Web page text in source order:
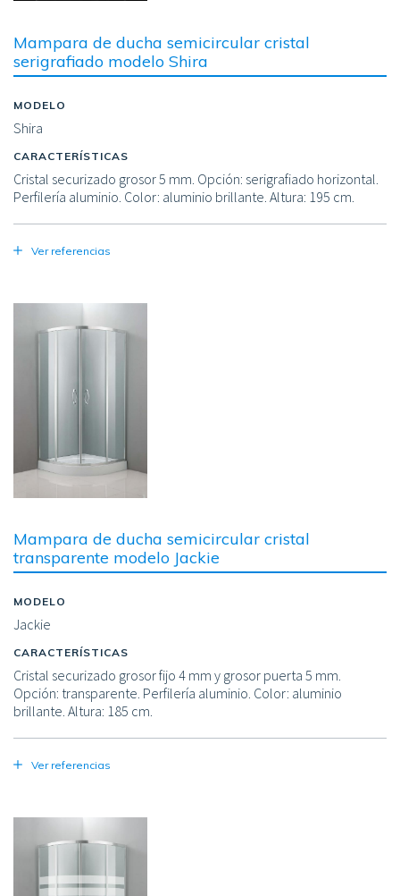
Mampara de ducha semicircular cristal
serigrafiado modelo Shira
MODELO
Shira
CARACTERÍSTICAS
Cristal securizado grosor 5 mm. Opción: serigrafiado horizontal.
Perfilería aluminio. Color: aluminio brillante. Altura: 195 cm.
Ver referencias
Mampara de ducha semicircular cristal
transparente modelo Jackie
MODELO
Jackie
CARACTERÍSTICAS
Cristal securizado grosor fijo 4 mm y grosor puerta 5 mm.
Opción: transparente. Perfilería aluminio. Color: aluminio
brillante. Altura: 185 cm.
Ver referencias